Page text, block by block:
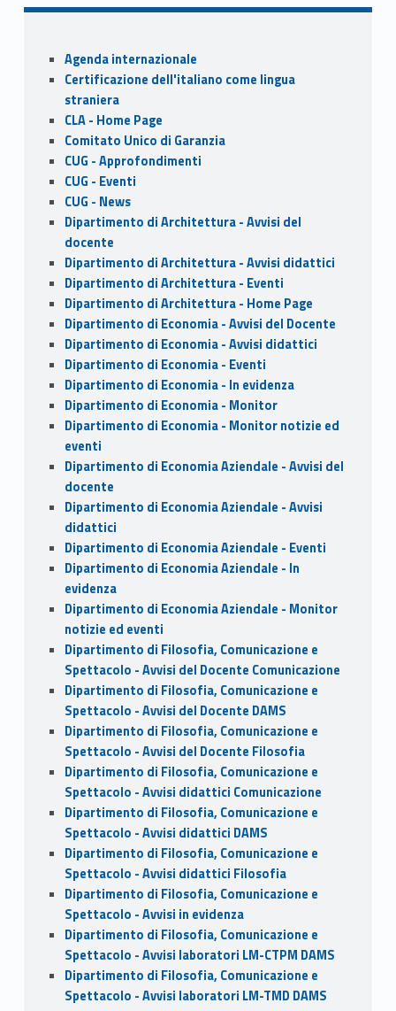
b
o
o
k
d
o
n
l e
Sidebar
Agenda internazionale
Certificazione dell'italiano come lingua
straniera
CLA - Home Page
Comitato Unico di Garanzia
CUG - Approfondimenti
CUG - Eventi
CUG - News
Dipartimento di Architettura - Avvisi del
docente
Dipartimento di Architettura - Avvisi didattici
Dipartimento di Architettura - Eventi
Dipartimento di Architettura - Home Page
Dipartimento di Economia - Avvisi del Docente
Dipartimento di Economia - Avvisi didattici
Dipartimento di Economia - Eventi
Dipartimento di Economia - In evidenza
Dipartimento di Economia - Monitor
Dipartimento di Economia - Monitor notizie ed
eventi
Dipartimento di Economia Aziendale - Avvisi del
docente
Dipartimento di Economia Aziendale - Avvisi
didattici
Dipartimento di Economia Aziendale - Eventi
Dipartimento di Economia Aziendale - In
evidenza
Dipartimento di Economia Aziendale - Monitor
notizie ed eventi
Dipartimento di Filosofia, Comunicazione e
Spettacolo - Avvisi del Docente Comunicazione
Dipartimento di Filosofia, Comunicazione e
Spettacolo - Avvisi del Docente DAMS
Dipartimento di Filosofia, Comunicazione e
Spettacolo - Avvisi del Docente Filosofia
Dipartimento di Filosofia, Comunicazione e
Spettacolo - Avvisi didattici Comunicazione
Dipartimento di Filosofia, Comunicazione e
Spettacolo - Avvisi didattici DAMS
Dipartimento di Filosofia, Comunicazione e
Spettacolo - Avvisi didattici Filosofia
Dipartimento di Filosofia, Comunicazione e
Spettacolo - Avvisi in evidenza
Dipartimento di Filosofia, Comunicazione e
Spettacolo - Avvisi laboratori LM-CTPM DAMS
Dipartimento di Filosofia, Comunicazione e
Spettacolo - Avvisi laboratori LM-TMD DAMS